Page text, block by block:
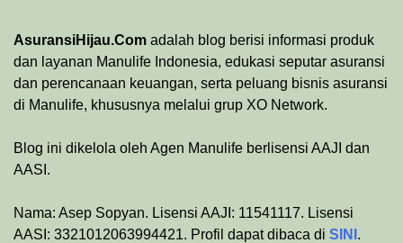
AsuransiHijau.Com adalah blog berisi informasi produk
dan layanan Manulife Indonesia, edukasi seputar asuransi
dan perencanaan keuangan, serta peluang bisnis asuransi
di Manulife, khususnya melalui grup XO Network.
Blog ini dikelola oleh Agen Manulife berlisensi AAJI dan
AASI.
Nama: Asep Sopyan. Lisensi AAJI: 11541117. Lisensi
AASI: 3321012063994421. Profil dapat dibaca di SINI .